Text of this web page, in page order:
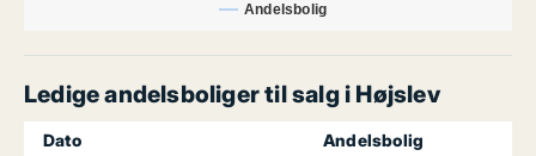
Andelsbolig
Ledige andelsboliger til salg i Højslev
Dato
Andelsbolig